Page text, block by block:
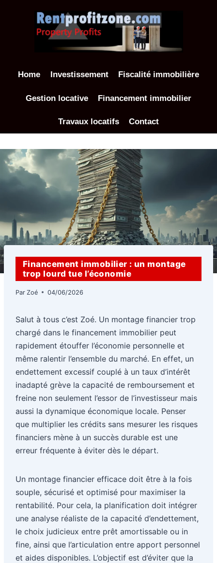
Home Investissement Fiscalité immobilière
Gestion locative Financement immobilier
Travaux locatifs Contact
Financement immobilier : un montage
trop lourd tue l’économie
Par Zoé 04/06/2026
Salut à tous c’est Zoé. Un montage financier trop
chargé dans le financement immobilier peut
rapidement étouffer l’économie personnelle et
même ralentir l’ensemble du marché. En effet, un
endettement excessif couplé à un taux d’intérêt
inadapté grève la capacité de remboursement et
freine non seulement l’essor de l’investisseur mais
aussi la dynamique économique locale. Penser
que multiplier les crédits sans mesurer les risques
financiers mène à un succès durable est une
erreur fréquente à éviter dès le départ.
Un montage financier efficace doit être à la fois
souple, sécurisé et optimisé pour maximiser la
rentabilité. Pour cela, la planification doit intégrer
une analyse réaliste de la capacité d’endettement,
le choix judicieux entre prêt amortissable ou in
fine, ainsi que l’articulation entre apport personnel
et aides disponibles. L’objectif est d’éviter que la